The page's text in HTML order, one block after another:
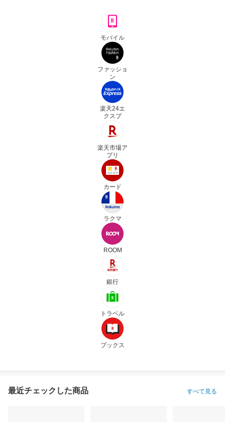
モバイル
ファッショ
ン
楽天24エ
クスプ
楽天市場ア
プリ
カード
ラクマ
ROOM
銀行
トラベル
ブックス
最近チェックした商品 すべて見る